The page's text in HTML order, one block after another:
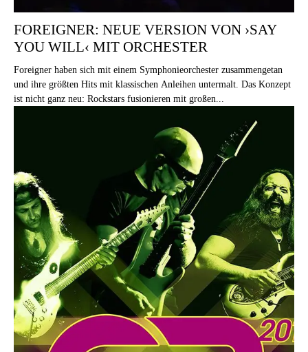
FOREIGNER: NEUE VERSION VON ›SAY
YOU WILL‹ MIT ORCHESTER
Foreigner haben sich mit einem Symphonieorchester zusammengetan
und ihre größten Hits mit klassischen Anleihen untermalt. Das Konzept
ist nicht ganz neu: Rockstars fusionieren mit großen...